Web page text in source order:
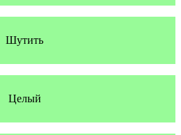
Шутить
Целый